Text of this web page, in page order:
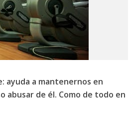
ayuda a mantenernos en
abusar de él. Como de todo en